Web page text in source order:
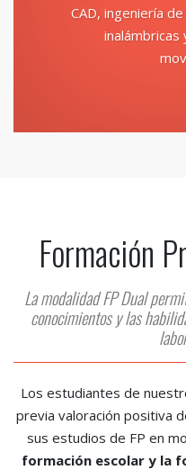
CAD, ingeniería
inalámbricas
Formación
La modalidad FP Dual
conocimientos y las
Los estudiantes de
previa valoración positiva
sus estudios de FP en
formación escolar y la